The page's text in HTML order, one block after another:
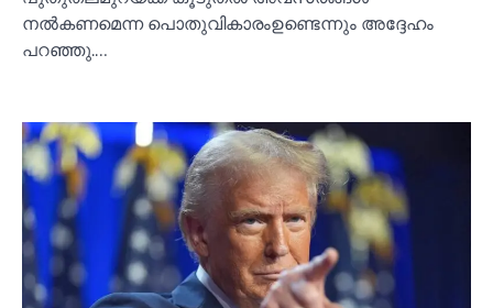
നല്‍കണമെന്ന പൊതുവികാരംഉണ്ടെന്നും അദ്ദേഹം
പറഞ്ഞു.…